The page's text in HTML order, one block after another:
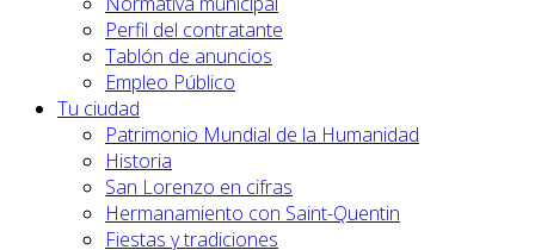
Perfil del contratante
Tablón de anuncios
Empleo Público
Tu ciudad
Patrimonio Mundial de la Humanidad
Historia
San Lorenzo en cifras
Hermanamiento con Saint-Quentin
Fiestas y tradiciones